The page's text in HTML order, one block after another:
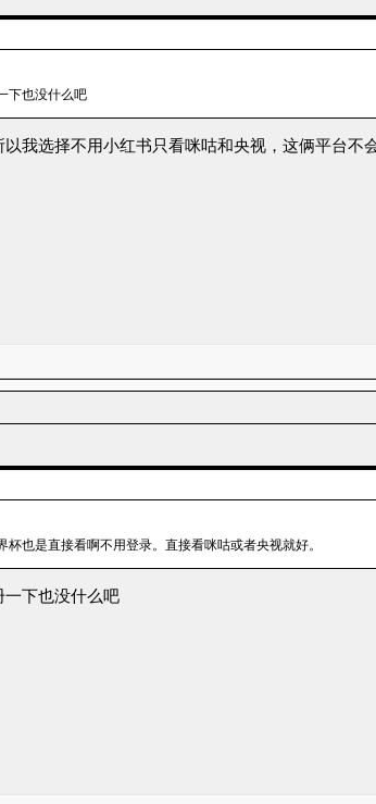
下也没什么吧
我选择不用小红书只看咪咕和央视，这俩平台不
也是直接看啊不用登录。直接看咪咕或者央视就好。
下也没什么吧